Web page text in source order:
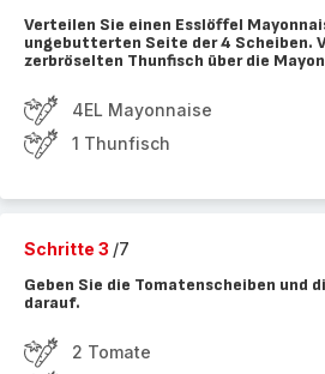
Verteilen Sie einen Esslöffel
ungebutterten Seite der 4 Scheiben.
zerbröselten Thunfisch über die
4EL Mayonnaise
1 Thunfisch
Schritte 3 /7
Geben Sie die Tomatenscheiben und
darauf.
2 Tomate